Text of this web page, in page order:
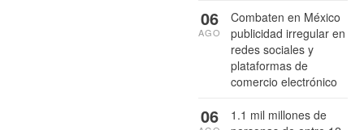
Combaten en México
publicidad irregular en
redes sociales y
plataformas de
comercio electrónico
06
AGO
1.1 mil millones de
06